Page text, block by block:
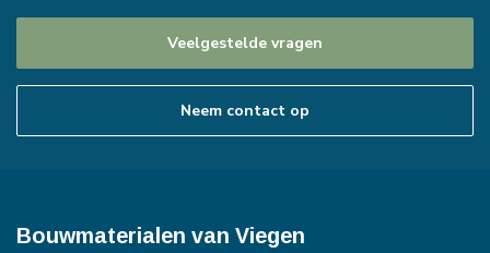
Veelgestelde vragen
Neem contact op
Bouwmaterialen van Viegen